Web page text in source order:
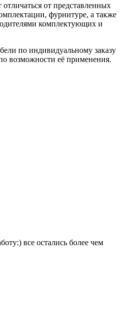
от представленных
фурнитуре, а также
комплектующих и
по индивидуальному заказу
возможности её применения.
все остались более чем